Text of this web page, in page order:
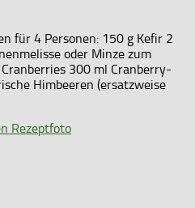
Personen: 150 g Kefir 2
oder Minze zum
300 ml Cranberry-
Himbeeren (ersatzweise